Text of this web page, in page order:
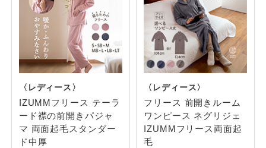
IZUMMフリース テーラ
ード襟の前開きパジャ
マ 両面起毛スタンダー
ド中厚
フリース 前開きルーム
ワンピース ネグリジェ
IZUMMフリース両面起
毛